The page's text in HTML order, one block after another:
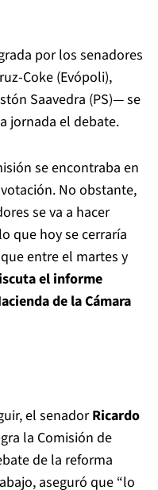
por los senadores
Coke (Evópoli),
Saavedra (PS)— se
jornada el debate.
se encontraba en
No obstante,
se va a hacer
que hoy se cerraría
entre el martes y
el informe
de la Cámara
el senadorRicardo
la Comisión de
de la reforma
aseguró que “lo